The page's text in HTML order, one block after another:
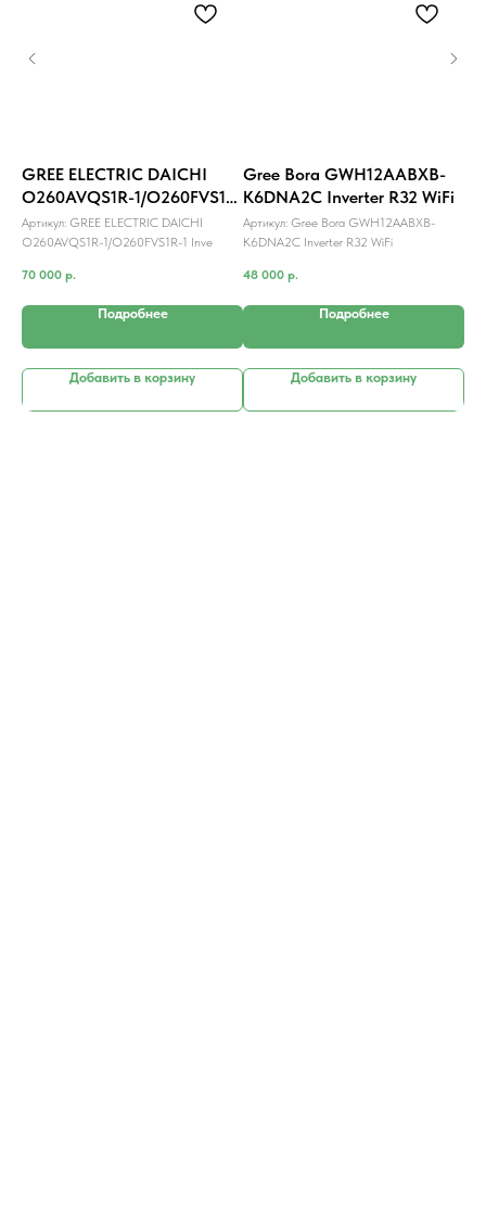
GREE ELECTRIC DAICHI
O260AVQS1R-1/O260FVS1R-
1 Inverter
Артикул: GREE ELECTRIC DAICHI
O260AVQS1R-1/O260FVS1R-1 Inve
70 000 р.
Подробнее
Добавить в корзину
Gree Bora GWH12AABXB-
K6DNA2C Inverter R32 WiFi
Артикул: Gree Bora GWH12AABXB-
K6DNA2C Inverter R32 WiFi
48 000 р.
Подробнее
Добавить в корзину